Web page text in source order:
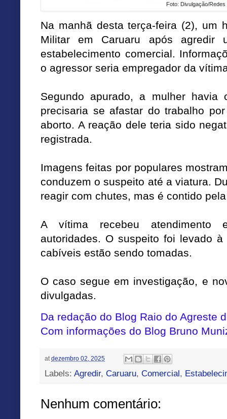
Foto: Divulgação/Redes
Na manhã desta terça-feira (2), um
Militar em Caruaru após agredir
estabelecimento comercial.
o agressor seria empregador da
Segundo apurado, a mulher havia
precisaria se afastar do trabalho
aborto. A reação dele teria sido
registrada.
Imagens feitas por populares
conduzem o suspeito até a viatura.
reagir com chutes, mas é contido
A vítima recebeu atendimento
autoridades. O suspeito foi levado
cabíveis estão sendo tomadas.
O caso segue em investigação, e
divulgadas.
Da redação do Blog Raio do Agreste
Com informações do Blog Bruno
at dezembro 02, 2025
Labels: Agredir, Caruaru, Comercial ,
Nenhum comentário: